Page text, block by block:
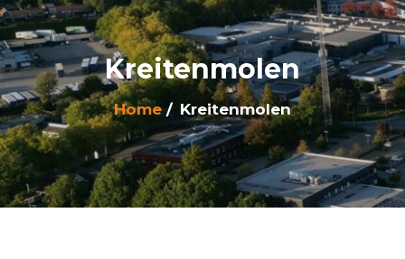
Kreitenmolen
Home Kreitenmolen